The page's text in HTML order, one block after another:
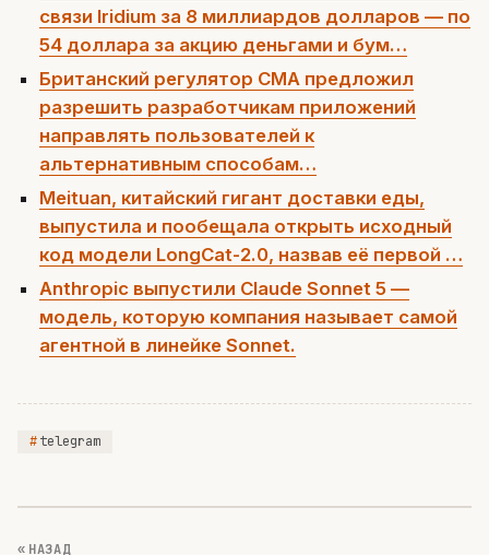
связи Iridium за 8 миллиардов долларов — по
54 доллара за акцию деньгами и бум…
Британский регулятор CMA предложил
разрешить разработчикам приложений
направлять пользователей к
альтернативным способам…
Meituan, китайский гигант доставки еды,
выпустила и пообещала открыть исходный
код модели LongCat-2.0, назвав её первой …
Anthropic выпустили Claude Sonnet 5 —
модель, которую компания называет самой
агентной в линейке Sonnet.
telegram
« НАЗАД